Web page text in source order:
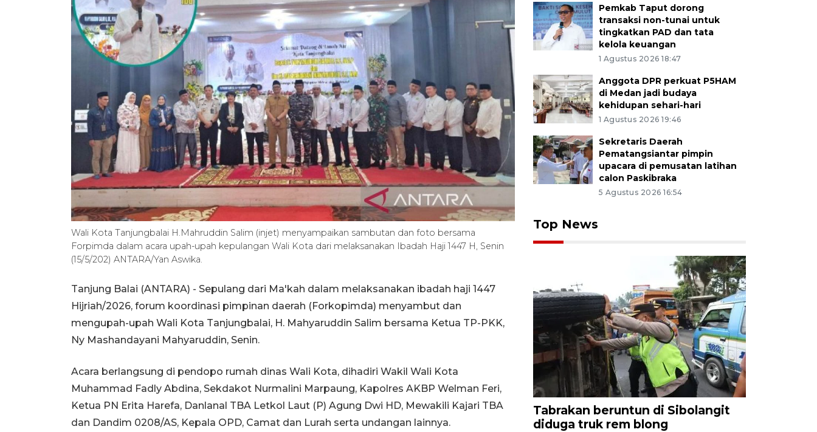
Wali Kota Tanjungbalai H.Mahruddin Salim (injet) menyampaikan sambutan dan foto bersama
Forpimda dalam acara upah-upah kepulangan Wali Kota dari melaksanakan Ibadah Haji 1447 H, Senin
(15/5/202) ANTARA/Yan Aswika.
Tanjung Balai (ANTARA) - Sepulang dari Ma'kah dalam melaksanakan ibadah haji 1447
Hijriah/2026, forum koordinasi pimpinan daerah (Forkopimda) menyambut dan
mengupah-upah Wali Kota Tanjungbalai, H. Mahyaruddin Salim bersama Ketua TP-PKK,
Ny Mashandayani Mahyaruddin, Senin.
Acara berlangsung di pendopo rumah dinas Wali Kota, dihadiri Wakil Wali Kota
Muhammad Fadly Abdina, Sekdakot Nurmalini Marpaung, Kapolres AKBP Welman Feri,
Ketua PN Erita Harefa, Danlanal TBA Letkol Laut (P) Agung Dwi HD, Mewakili Kajari TBA
dan Dandim 0208/AS, Kepala OPD, Camat dan Lurah serta undangan lainnya.
Pemkab Taput dorong
transaksi non-tunai untuk
tingkatkan PAD dan tata
kelola keuangan
1 Agustus 2026 18:47
Anggota DPR perkuat P5HAM
di Medan jadi budaya
kehidupan sehari-hari
1 Agustus 2026 19:46
Sekretaris Daerah
Pematangsiantar pimpin
upacara di pemusatan latihan
calon Paskibraka
5 Agustus 2026 16:54
Top News
Tabrakan beruntun di Sibolangit
diduga truk rem blong